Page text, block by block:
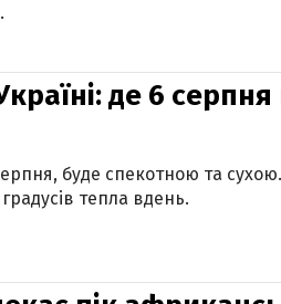
де 6 серпня
буде спекотною та
градусів тепла вдень.